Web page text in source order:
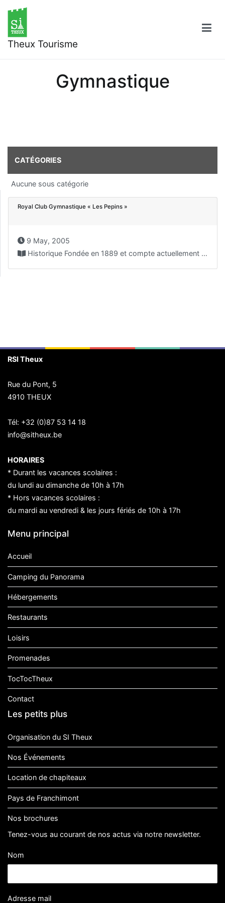
contenu
Theux Tourisme
Gymnastique
CATÉGORIES
Aucune sous catégorie
Royal Club Gymnastique « Les Pepins »
9 May, 2005
Historique Fondée en 1889 et compte actuellement plus ou...
RSI Theux
Rue du Pont, 5
4910 THEUX
Tél: +32 (0)87 53 14 18
info@sitheux.be
HORAIRES
* Durant les vacances scolaires :
du lundi au dimanche de 10h à 17h
* Hors vacances scolaires :
du mardi au vendredi & les jours fériés de 10h à 17h
Menu principal
Accueil
Camping du Panorama
Hébergements
Restaurants
Loisirs
Promenades
TocTocTheux
Contact
Les petits plus
Organisation du SI Theux
Nos Événements
Location de chapiteaux
Pays de Franchimont
Nos brochures
Tenez-vous au courant de nos actus via notre newsletter.
Nom
Adresse mail